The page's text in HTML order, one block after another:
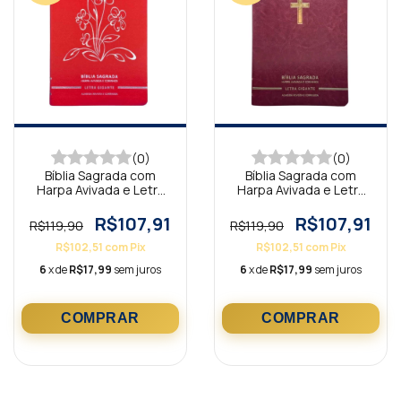
(0)
Bíblia Sagrada com
Harpa Avivada e Letra
Flores Vermelho
R$119,90 R$107,91
R$102,51 com Pix
6x deR$17,99 sem juros
(0)
Bíblia Sagrada com
Harpa Avivada e Letra
Cruz Bordô
R$119,90 R$107,91
R$102,51 com Pix
6x deR$17,99 sem juros